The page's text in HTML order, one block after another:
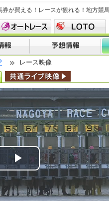
券が買える！レースが観れる！地方競
レース映像
Play
Video